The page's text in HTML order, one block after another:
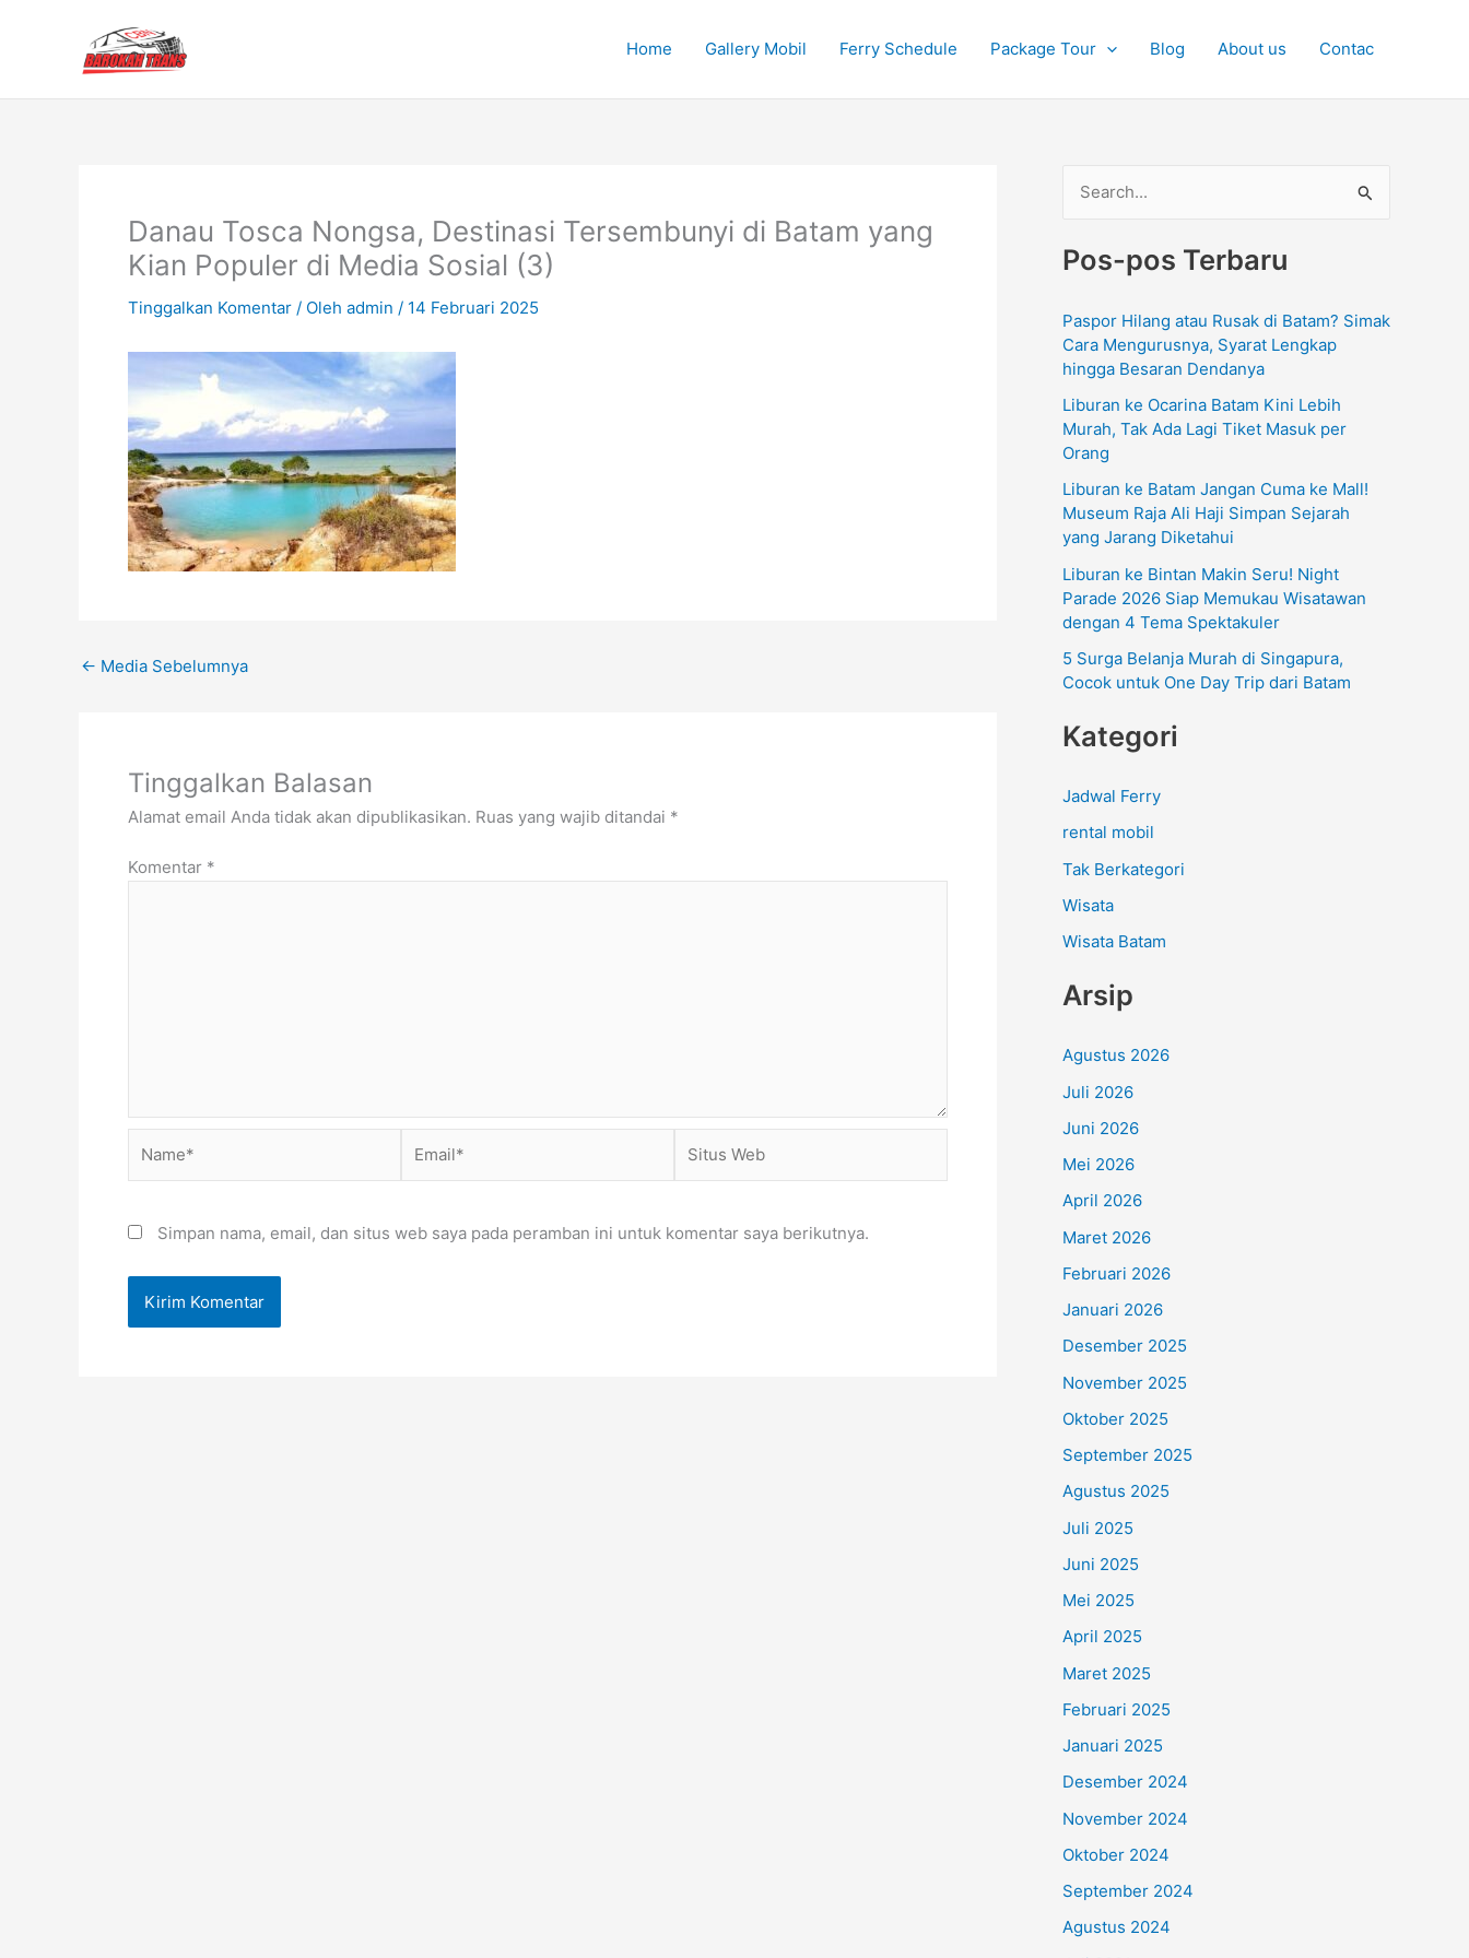
Home Gallery Mobil Ferry Schedule Package Tour Blog About us Contac
Danau Tosca Nongsa, Destinasi Tersembunyi di Batam yang
Kian Populer di Media Sosial (3)
Tinggalkan Komentar / Oleh admin / 14 Februari 2025
← Media Sebelumnya
Tinggalkan Balasan
Alamat email Anda tidak akan dipublikasikan. Ruas yang wajib ditandai *
Komentar *
Web
Simpan nama, email, dan situs web saya pada peramban ini untuk komentar saya berikutnya.
u
n
u
k
:
Pos-pos Terbaru
Paspor Hilang atau Rusak di Batam? Simak
Cara Mengurusnya, Syarat Lengkap
hingga Besaran Dendanya
Liburan ke Ocarina Batam Kini Lebih
Murah, Tak Ada Lagi Tiket Masuk per
Orang
Liburan ke Batam Jangan Cuma ke Mall!
Museum Raja Ali Haji Simpan Sejarah
yang Jarang Diketahui
Liburan ke Bintan Makin Seru! Night
Parade 2026 Siap Memukau Wisatawan
dengan 4 Tema Spektakuler
5 Surga Belanja Murah di Singapura,
Cocok untuk One Day Trip dari Batam
Kategori
Jadwal Ferry
rental mobil
Tak Berkategori
Wisata
Wisata Batam
Arsip
Agustus 2026
Juli 2026
Juni 2026
Mei 2026
April 2026
Maret 2026
Februari 2026
Januari 2026
Desember 2025
November 2025
Oktober 2025
September 2025
Agustus 2025
Juli 2025
Juni 2025
Mei 2025
April 2025
Maret 2025
Februari 2025
Januari 2025
Desember 2024
November 2024
Oktober 2024
September 2024
Agustus 2024